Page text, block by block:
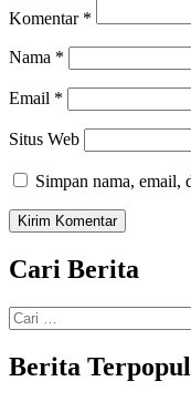
Komentar *
Nama *
Email *
Situs Web
Simpan nama, email,
Cari Berita
Cari
untuk:
Berita